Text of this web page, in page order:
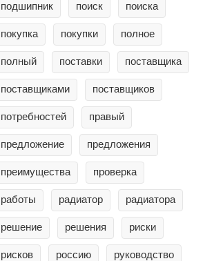
подшипник поиск поиска
покупка покупки полное
полный поставки поставщика
поставщиками поставщиков
потребностей правый
предложение предложения
преимущества проверка
работы радиатор радиатора
решение решения риски
рисков россию руководство